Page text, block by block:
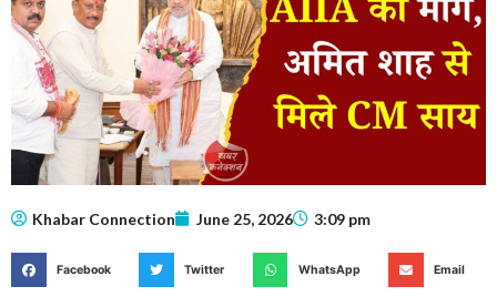
Khabar Connection June 25, 2026 3:09 pm
Facebook Twitter WhatsApp Email